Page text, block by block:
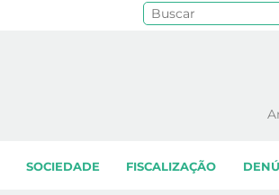
SOCIEDADE FISCALIZAÇÃO